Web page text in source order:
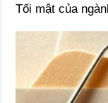
Tối mật của